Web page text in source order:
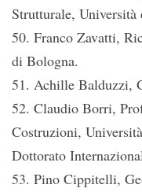
Strutturale, Università
50. Franco Zavatti,
di Bologna.
51. Achille Balduzzi,
52. Claudio Borri,
Costruzioni,
Dottorato
53. Pino Cippitelli,